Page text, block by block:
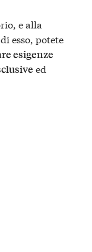
e alla
esso, potete
esigenze
ed